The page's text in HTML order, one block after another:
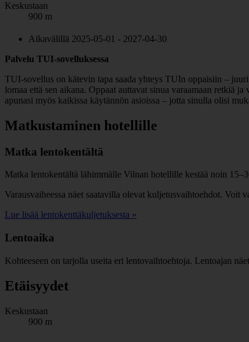
Keskustaan
900 m
Aikavälillä 2025-05-01 - 2027-04-30
Palvelu TUI-sovelluksessa
TUI-sovellus on kätevin tapa saada yhteys TUIn oppaisiin –
lomaa että sen aikana. Oppaat auttavat sinua varaamaan retkiä
apunasi myös kaikissa käytännön asioissa – jotta sinulla olisi
Matkustaminen hotellille
Matka lentokentältä
Matka lentokentältä lähimmälle Vilnan hotellille kestää noin
Varausvaiheessa näet saatavilla olevat kuljetusvaihtoehdot. Voit
Lue lisää lentokenttäkuljetuksesta »
Lentoaika
Kohteeseen on tarjolla useita eri lentovaihtoehtoja. Lentoajan
Etäisyydet
Keskustaan
900 m